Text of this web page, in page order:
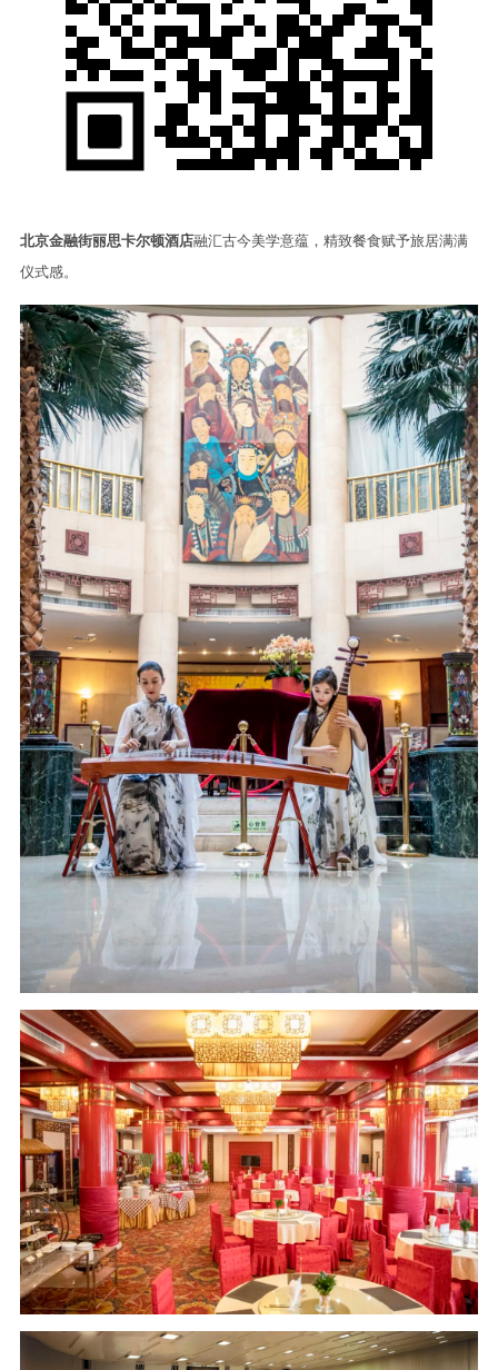
北京金融街丽思卡尔顿酒店融汇古今美学意蕴，精致餐食赋予旅居满满
仪式感。